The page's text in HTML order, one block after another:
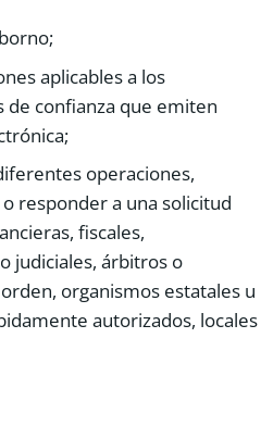
aplicables a los
de confianza que emiten
operaciones,
responder a una solicitud
fiscales,
judiciales, árbitros o
organismos estatales u
autorizados, locales